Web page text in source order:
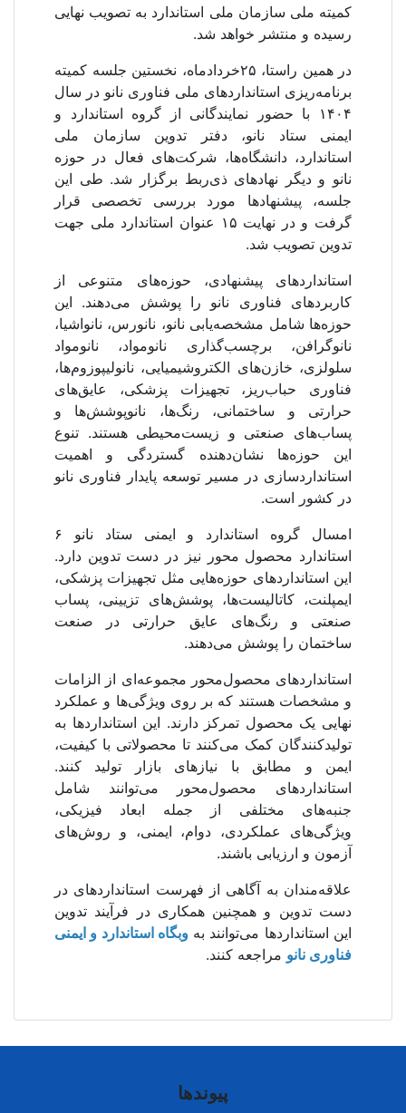
کمیته ملی سازمان ملی استاندارد به تصویب نهایی
رسیده و منتشر خواهد شد.
در همین راستا، ۲۵خردادماه، نخستین جلسه کمیته
برنامه‌ریزی استانداردهای ملی فناوری نانو در سال
۱۴۰۴ با حضور نمایندگانی از گروه استاندارد و
ایمنی ستاد نانو، دفتر تدوین سازمان ملی
استاندارد، دانشگاه‌ها، شرکت‌های فعال در حوزه
نانو و دیگر نهادهای ذی‌ربط برگزار شد. طی این
جلسه، پیشنهادها مورد بررسی تخصصی قرار
گرفت و در نهایت ۱۵ عنوان استاندارد ملی جهت
تدوین تصویب شد.
استانداردهای پیشنهادی، حوزه‌های متنوعی از
کاربردهای فناوری نانو را پوشش می‌دهند. این
حوزه‌ها شامل مشخصه‌یابی نانو، نانورس، نانواشیا،
نانوگرافن، برچسب‌گذاری نانومواد، نانومواد
سلولزی، خازن‌های الکتروشیمیایی، نانولیپوزوم‌ها،
فناوری حباب‌ریز، تجهیزات پزشکی، عایق‌های
حرارتی و ساختمانی، رنگ‌ها، نانوپوشش‌ها و
پساب‌های صنعتی و زیست‌محیطی هستند. تنوع
این حوزه‌ها نشان‌دهنده گستردگی و اهمیت
استانداردسازی در مسیر توسعه پایدار فناوری نانو
در کشور است.
امسال گروه استاندارد و ایمنی ستاد نانو ۶
استاندارد محصول محور نیز در دست تدوین دارد.
این استانداردهای حوزه‌هایی مثل تجهیزات پزشکی،
ایمپلنت، کاتالیست‌ها، پوشش‌های تزیینی، پساب
صنعتی و رنگ‌های عایق حرارتی در صنعت
ساختمان را پوشش می‌دهند.
استانداردهای محصول‌محور مجموعه‌ای از الزامات
و مشخصات هستند که بر روی ویژگی‌ها و عملکرد
نهایی یک محصول تمرکز دارند. این استانداردها به
تولیدکنندگان کمک می‌کنند تا محصولاتی با کیفیت،
ایمن و مطابق با نیازهای بازار تولید کنند.
استانداردهای محصول‌محور می‌توانند شامل
جنبه‌های مختلفی از جمله ابعاد فیزیکی،
ویژگی‌های عملکردی، دوام، ایمنی، و روش‌های
آزمون و ارزیابی باشند.
علاقه‌مندان به آگاهی از فهرست استانداردهای در
دست تدوین و همچنین همکاری در فرآیند تدوین
این استانداردها می‌توانند بهوبگاه استاندارد و ایمنی
فناوری نانو مراجعه کنند.
پیوندها